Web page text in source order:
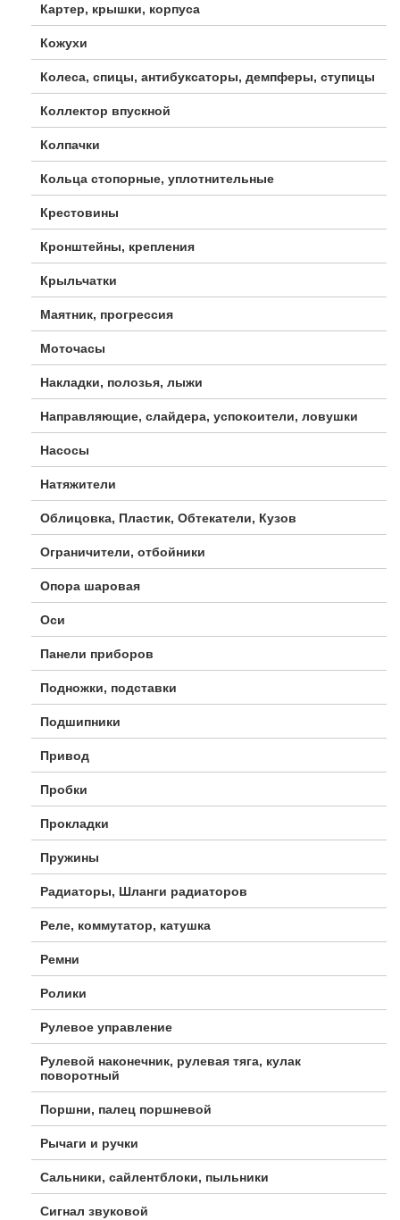
Картер, крышки, корпуса
Кожухи
Колеса, спицы, антибуксаторы, демпферы, ступицы
Коллектор впускной
Колпачки
Кольца стопорные, уплотнительные
Крестовины
Кронштейны, крепления
Крыльчатки
Маятник, прогрессия
Моточасы
Накладки, полозья, лыжи
Направляющие, слайдера, успокоители, ловушки
Насосы
Натяжители
Облицовка, Пластик, Обтекатели, Кузов
Ограничители, отбойники
Опора шаровая
Оси
Панели приборов
Подножки, подставки
Подшипники
Привод
Пробки
Прокладки
Пружины
Радиаторы, Шланги радиаторов
Реле, коммутатор, катушка
Ремни
Ролики
Рулевое управление
Рулевой наконечник, рулевая тяга, кулак
поворотный
Поршни, палец поршневой
Рычаги и ручки
Сальники, сайлентблоки, пыльники
Сигнал звуковой